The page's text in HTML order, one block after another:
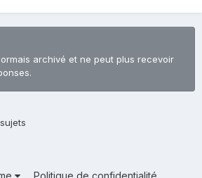
archivé et ne peut plus recevoir